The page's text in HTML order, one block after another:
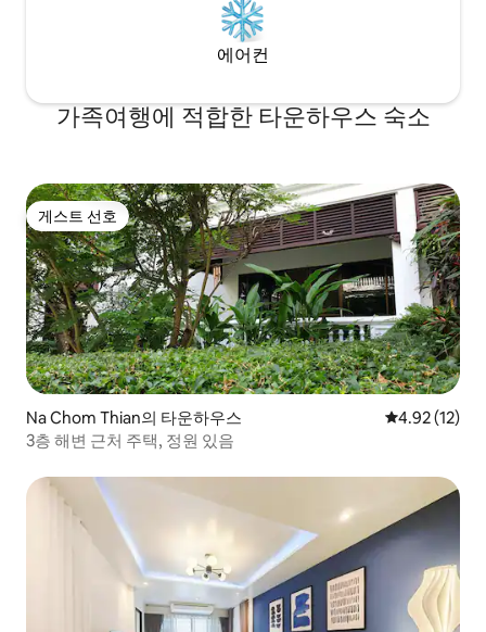
에어컨
가족여행에 적합한 타운하우스 숙소
게스트 선호
게스트 선호
Na Chom Thian의 타운하우스 평점 4.92점
4.92 (12)
3층 해변 근처 주택, 정원 있음